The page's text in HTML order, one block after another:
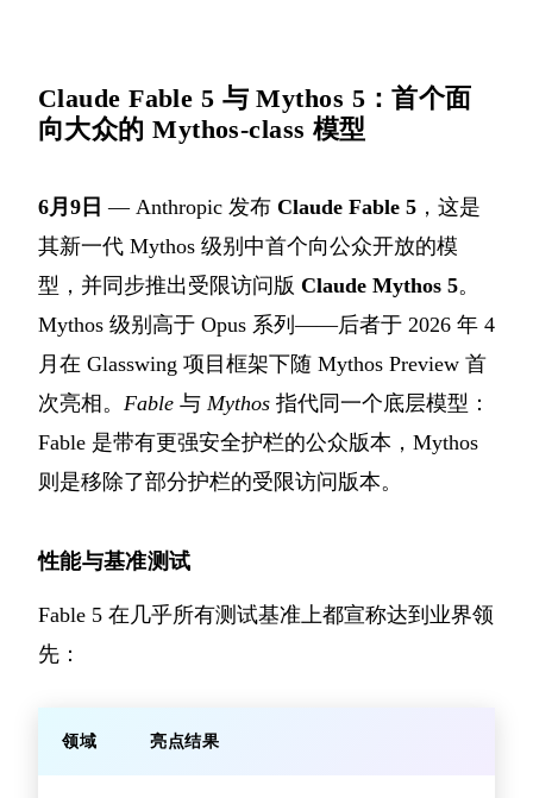
Claude Fable 5 与 Mythos 5：首个面
向大众的 Mythos-class 模型
6月9日 — Anthropic 发布 Claude Fable 5 ，这是
其新一代 Mythos 级别中首个向公众开放的模
型，并同步推出受限访问版 Claude Mythos 5。
Mythos 级别高于 Opus 系列——后者于 2026 年 4
月在 Glasswing 项目框架下随 Mythos Preview 首
次亮相。 Fable 与 Mythos 指代同一个底层模型：
Fable 是带有更强安全护栏的公众版本，Mythos
则是移除了部分护栏的受限访问版本。
性能与基准测试
Fable 5 在几乎所有测试基准上都宣称达到业界领
先：
领域 亮点结果